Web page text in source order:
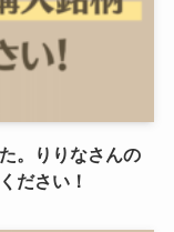
。りりなさんの
ださい！